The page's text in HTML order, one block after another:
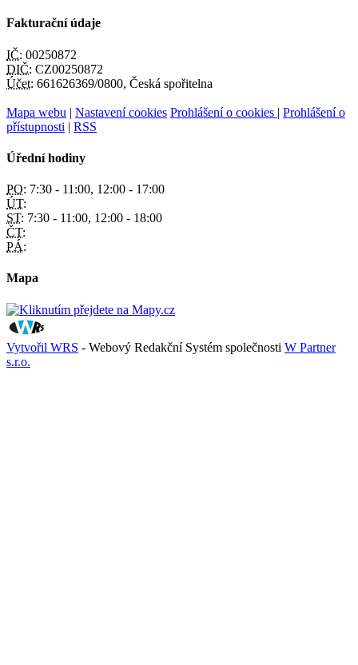
Fakturační údaje
IČ: 00250872
DIČ: CZ00250872
Účet: 661626369/0800, Česká spořitelna
Mapa webu | Nastavení cookies Prohlášení o cookies | Prohlášení o
přístupnosti | RSS
Úřední hodiny
PO: 7:30 - 11:00, 12:00 - 17:00
ÚT:
ST: 7:30 - 11:00, 12:00 - 18:00
ČT:
PÁ:
Mapa
Vytvořil WRS - Webový Redakční Systém společnosti W Partner
s.r.o.